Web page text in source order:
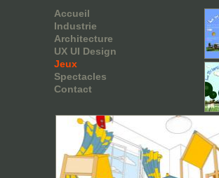
Accueil
Industrie
Architecture
UX UI Design
Jeux
Spectacles
Contact